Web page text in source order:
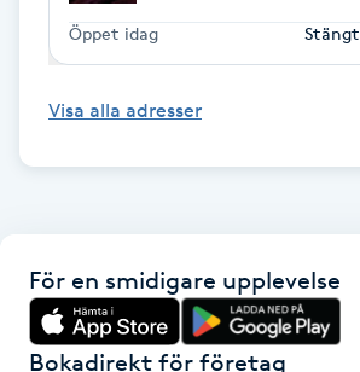
Herrklippning
Hollywood Peel
Hot yoga
Hudföryngring
Öppet idag Stängt
Visa alla adresser
För en smidigare upplevelse
Bokadirekt för företag